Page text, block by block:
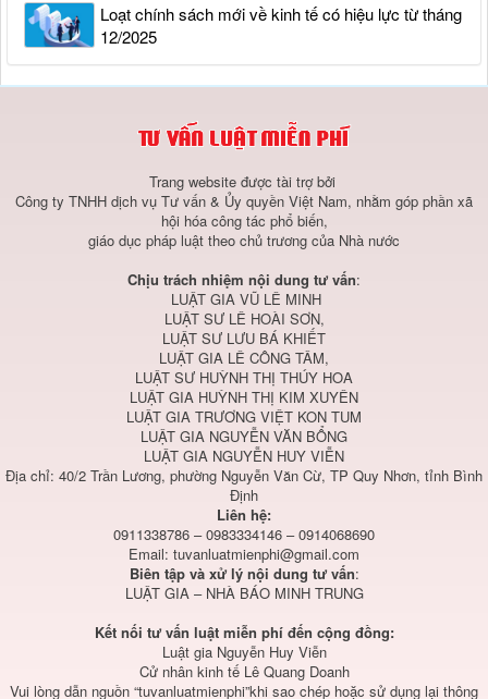
Loạt chính sách mới về kinh tế có hiệu lực từ tháng
12/2025
Trang website được tài trợ bởi
Công ty TNHH dịch vụ Tư vấn & Ủy quyền Việt Nam, nhằm góp phần xã
hội hóa công tác phổ biến,
giáo dục pháp luật theo chủ trương của Nhà nước
Chịu trách nhiệm nội dung tư vấn:
LUẬT GIA VŨ LÊ MINH
LUẬT SƯ LÊ HOÀI SƠN,
LUẬT SƯ LƯU BÁ KHIẾT
LUẬT GIA LÊ CÔNG TÂM,
LUẬT SƯ HUỲNH THỊ THÚY HOA
LUẬT GIA HUỲNH THỊ KIM XUYÊN
LUẬT GIA TRƯƠNG VIỆT KON TUM
LUẬT GIA NGUYỄN VĂN BỔNG
LUẬT GIA NGUYỄN HUY VIỄN
Địa chỉ: 40/2 Trần Lương, phường Nguyễn Văn Cừ, TP Quy Nhơn, tỉnh Bình
Định
Liên hệ:
0911338786 – 0983334146 – 0914068690
Email: tuvanluatmienphi@gmail.com
Biên tập và xử lý nội dung tư vấn:
LUẬT GIA – NHÀ BÁO MINH TRUNG
Kết nối tư vấn luật miễn phí đến cộng đồng:
Luật gia Nguyễn Huy Viễn
Cử nhân kinh tế Lê Quang Doanh
Vui lòng dẫn nguồn “tuvanluatmienphi”khi sao chép hoặc sử dụng lại thông